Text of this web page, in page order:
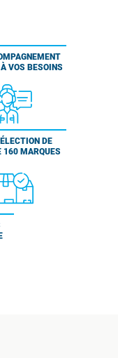
VOS BESOINS
DE
160 MARQUES